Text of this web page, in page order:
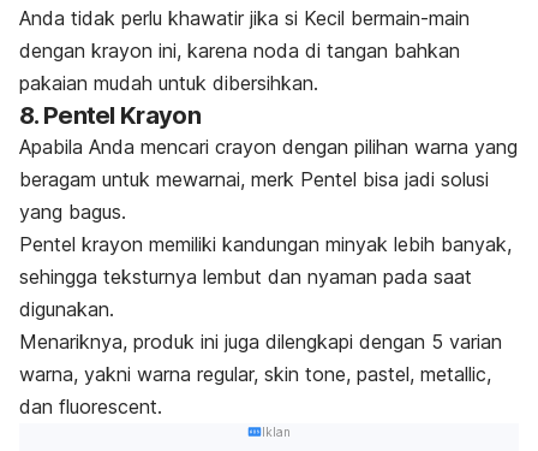
Anda tidak perlu khawatir jika si Kecil bermain-main
dengan krayon ini, karena noda di tangan bahkan
pakaian mudah untuk dibersihkan.
8. Pentel Krayon
Apabila Anda mencari crayon dengan pilihan warna yang
beragam untuk mewarnai, merk Pentel bisa jadi solusi
yang bagus.
Pentel krayon memiliki kandungan minyak lebih banyak,
sehingga teksturnya lembut dan nyaman pada saat
digunakan.
Menariknya, produk ini juga dilengkapi dengan 5 varian
warna, yakni warna regular, skin tone, pastel, metallic,
dan fluorescent.
Iklan